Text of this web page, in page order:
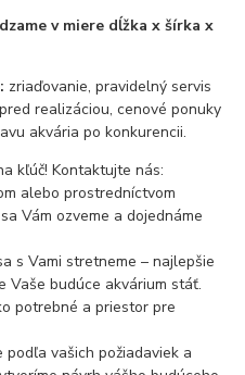
v miere dĺžka x šírka x
zriaďovanie, pravidelný servis
realizáciou, cenové ponuky
akvária po konkurencii.
kľúč! Kontaktujte nás:
alebo prostredníctvom
Vám ozveme a dojednáme
s Vami stretneme – najlepšie
Vaše budúce akvárium stáť.
potrebné a priestor pre
vašich požiadaviek a